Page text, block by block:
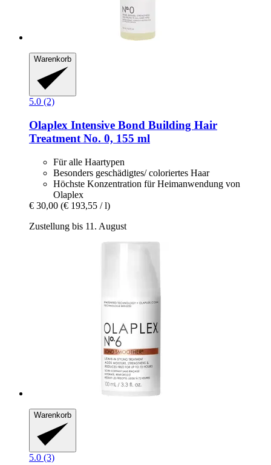
Warenkorb
5.0 (2)
Olaplex Intensive Bond Building Hair
Treatment No. 0, 155 ml
Für alle Haartypen
Besonders geschädigtes/ coloriertes Haar
Höchste Konzentration für Heimanwendung von
Olaplex
€ 30,00 (€ 193,55 / l)
Zustellung bis 11. August
Warenkorb
5.0 (3)